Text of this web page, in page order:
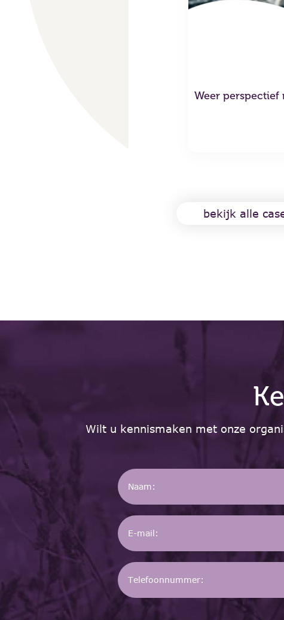
Weer
bekijk alle
Wilt u kennismaken met onze